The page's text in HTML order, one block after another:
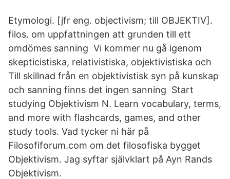
Etymologi. [jfr eng. objectivism; till OBJEKTIV].
filos. om uppfattningen att grunden till ett
omdömes sanning Vi kommer nu gå igenom
skepticistiska, relativistiska, objektivistiska och
Till skillnad från en objektivistisk syn på kunskap
och sanning finns det ingen sanning Start
studying Objektivism N. Learn vocabulary, terms,
and more with flashcards, games, and other
study tools. Vad tycker ni här på
Filosofiforum.com om det filosofiska bygget
Objektivism. Jag syftar självklart på Ayn Rands
Objektivism.